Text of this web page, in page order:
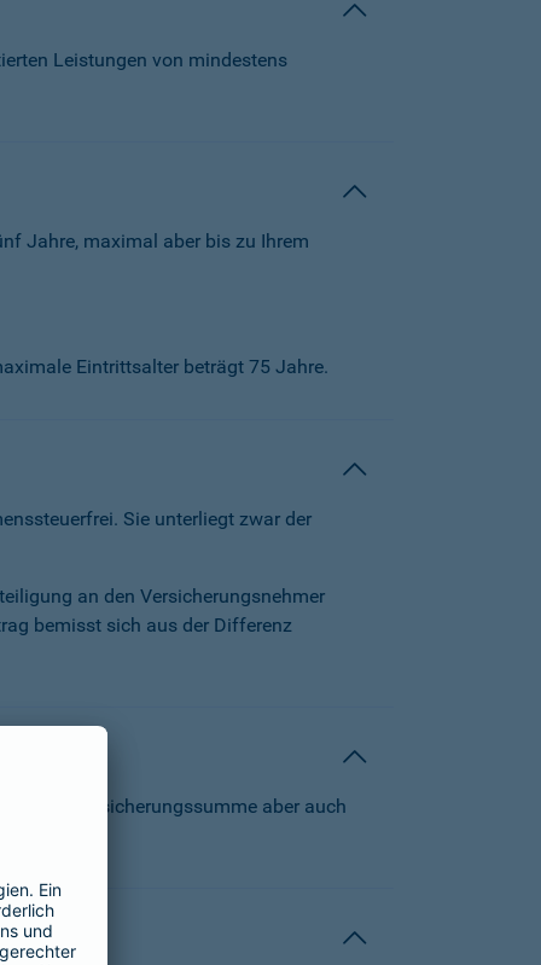
Leistungen von mindestens
Jahre, maximal aber bis zu Ihrem
Eintrittsalter beträgt 75 Jahre.
Sie unterliegt zwar der
an den Versicherungsnehmer
bemisst sich aus der Differenz
die Versicherungssumme aber auch